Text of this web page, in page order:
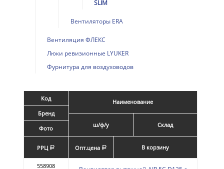
SLIM
Вентиляторы ERA
Вентиляция ФЛЕКС
Люки ревизионные LYUKER
Фурнитура для воздуховодов
Код
Бренд
Фото
Наименование
ш/ф/у Склад
РРЦ a Опт.цена a В корзину
558908